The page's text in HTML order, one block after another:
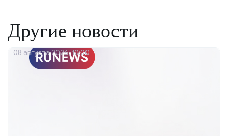
Другие новости
08 августа 2026, 10:00